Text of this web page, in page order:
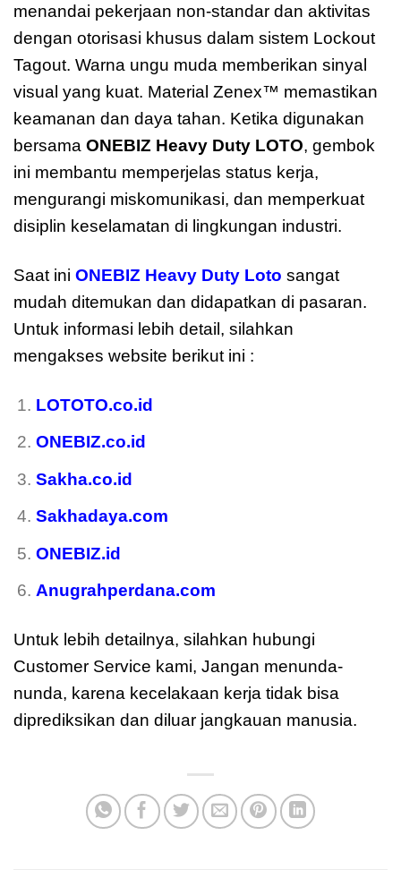
menandai pekerjaan non-standar dan aktivitas
dengan otorisasi khusus dalam sistem Lockout
Tagout. Warna ungu muda memberikan sinyal
visual yang kuat. Material Zenex™ memastikan
keamanan dan daya tahan. Ketika digunakan
bersama ONEBIZ Heavy Duty LOTO, gembok
ini membantu memperjelas status kerja,
mengurangi miskomunikasi, dan memperkuat
disiplin keselamatan di lingkungan industri.
Saat ini ONEBIZ Heavy Duty Loto sangat
mudah ditemukan dan didapatkan di pasaran.
Untuk informasi lebih detail, silahkan
mengakses website berikut ini :
LOTOTO.co.id
ONEBIZ.co.id
Sakha.co.id
Sakhadaya.com
ONEBIZ.id
Anugrahperdana.com
Untuk lebih detailnya, silahkan hubungi
Customer Service kami, Jangan menunda-
nunda, karena kecelakaan kerja tidak bisa
diprediksikan dan diluar jangkauan manusia.